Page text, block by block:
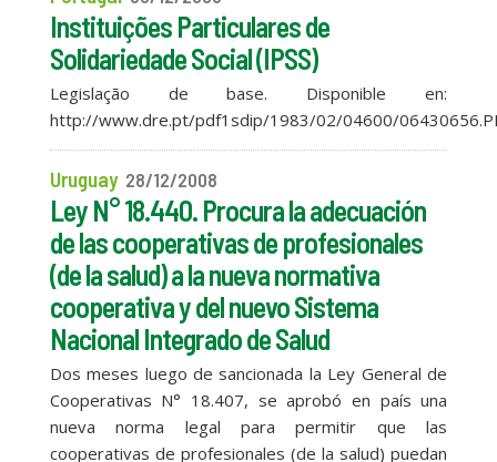
Instituições Particulares de
Solidariedade Social (IPSS)
Legislação de base. Disponible en:
http://www.dre.pt/pdf1sdip/1983/02/04600/
Uruguay 28/12/2008
Ley N° 18.440. Procura la adecuación
de las cooperativas de profesionales
(de la salud) a la nueva normativa
cooperativa y del nuevo Sistema
Nacional Integrado de Salud
Dos meses luego de sancionada la Ley General de
Cooperativas N° 18.407, se aprobó en país una
nueva norma legal para permitir que las
cooperativas de profesionales (de la salud) puedan